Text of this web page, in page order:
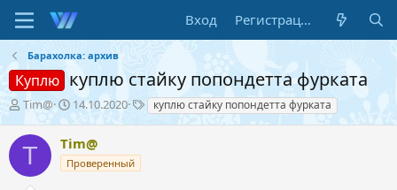
Вход Регистрация
Барахолка: архив
Куплю куплю стайку попондетта фурката
А
т
о
р
Tim@
Д
а
н
14.10.2020
Т
е
куплю стайку попондетта фурката
T Tim@
Проверенный